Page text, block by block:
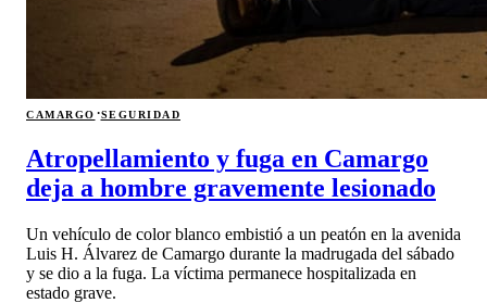
CAMARGO ·SEGURIDAD
Atropellamiento y fuga en Camargo
deja a hombre gravemente lesionado
Un vehículo de color blanco embistió a un peatón en la avenida
Luis H. Álvarez de Camargo durante la madrugada del sábado
y se dio a la fuga. La víctima permanece hospitalizada en
estado grave.